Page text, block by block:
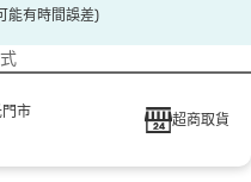
能有時間誤差)
門市
超商取貨